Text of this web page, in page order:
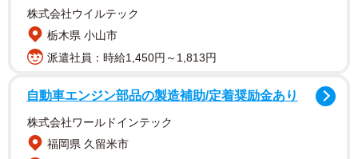
株式会社ウイルテック
栃木県 小山市
派遣社員：時給1,450円～1,813円
自動車エンジン部品の製造補助/定着奨励金あり
株式会社ワールドインテック
福岡県 久留米市